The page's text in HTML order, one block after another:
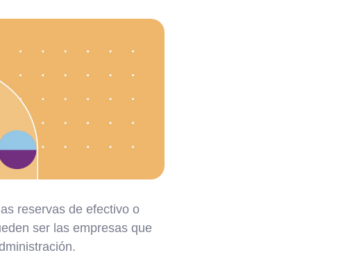
reservas de efectivo o
ser las empresas que